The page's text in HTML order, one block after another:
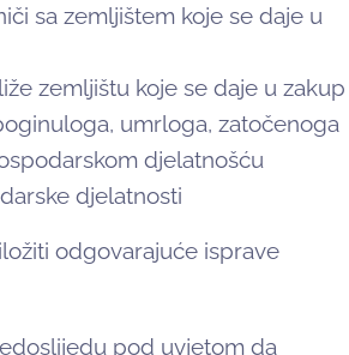
sa zemljištem koje se daje u
zemljištu koje se daje u zakup
umrloga, zatočenoga
djelatnošću
djelatnosti
odgovarajuće isprave
pod uvjetom da